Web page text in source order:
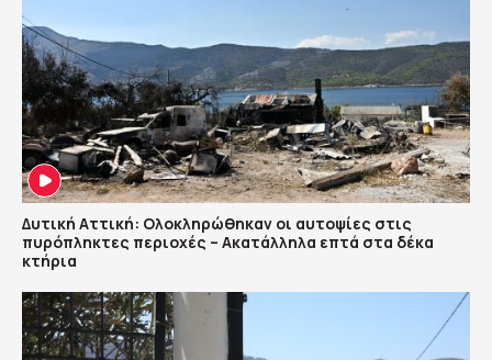
Δυτική Αττική: Ολοκληρώθηκαν οι αυτοψίες στις
πυρόπληκτες περιοχές – Ακατάλληλα επτά στα δέκα
κτήρια